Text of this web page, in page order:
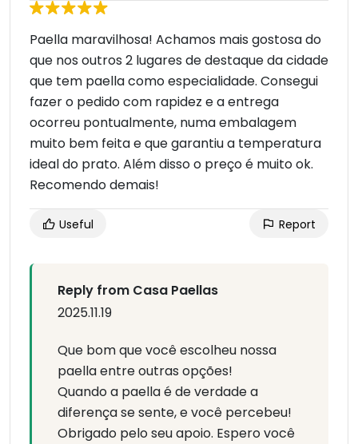
Paella maravilhosa! Achamos mais gostosa do
que nos outros 2 lugares de destaque da cidade
que tem paella como especialidade. Consegui
fazer o pedido com rapidez e a entrega
ocorreu pontualmente, numa embalagem
muito bem feita e que garantiu a temperatura
ideal do prato. Além disso o preço é muito ok.
Recomendo demais!
Useful Report
Reply from Casa Paellas
2025.11.19
Que bom que você escolheu nossa
paella entre outras opções!
Quando a paella é de verdade a
diferença se sente, e você percebeu!
Obrigado pelo seu apoio. Espero você